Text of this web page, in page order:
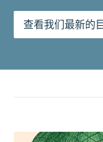
查看我们最新的